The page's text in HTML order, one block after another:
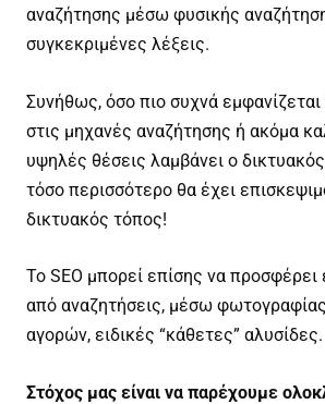
αναζήτησης μέσω φυσικής
συγκεκριμένες λέξεις.
Συνήθως, όσο πιο συχνά
στις μηχανές αναζήτησης ή ακόμα
υψηλές θέσεις λαμβάνει ο
τόσο περισσότερο θα έχει
δικτυακός τόπος!
Το SEO μπορεί επίσης να προσφέρει
από αναζητήσεις, μέσω
αγορών, ειδικές “κάθετες” αλυσίδες.
Στόχος μας είναι να παρέχουμε